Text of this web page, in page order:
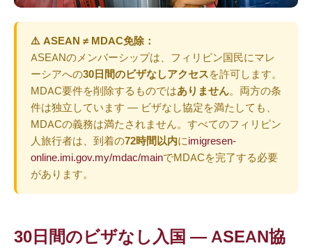
⚠️ ASEAN ≠ MDAC免除：
ASEANのメンバーシップは、フィリピン国民にマレ
ーシアへの30日間のビザなしアクセスを許可します。
MDAC要件を削除するものではありません。両方の条
件は独立しています — ビザなし協定を満たしても、
MDACの義務は満たされません。すべてのフィリピン
人旅行者は、到着の72時間以内にimigresen-
online.imi.gov.my/mdac/mainでMDACを完了する必要
があります。
30日間のビザなし入国 — ASEAN協